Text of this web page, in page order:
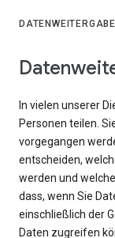
DATENWEITERGABE
In vielen unserer
Personen teilen.
vorgegangen
entscheiden,
werden und
dass, wenn Sie
einschließlich der
Daten zugreifen